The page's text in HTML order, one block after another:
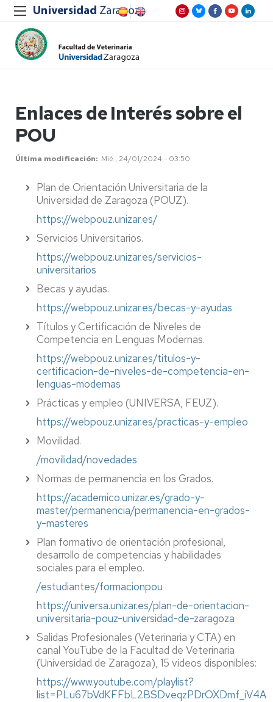
Enlaces de Interés sobre el
POU
Última modificación Mié , 24/01/2024 - 03:50
Plan de Orientación Universitaria de la
Universidad de Zaragoza (POUZ).
https://webpouz.unizar.es/
Servicios Universitarios.
https://webpouz.unizar.es/servicios-
universitarios
Becas y ayudas.
https://webpouz.unizar.es/becas-y-ayudas
Títulos y Certificación de Niveles de
Competencia en Lenguas Modernas.
https://webpouz.unizar.es/titulos-y-
certificacion-de-niveles-de-competencia-en-
lenguas-modernas
Prácticas y empleo (UNIVERSA, FEUZ).
https://webpouz.unizar.es/practicas-y-empleo
Movilidad.
/movilidad/novedades
Normas de permanencia en los Grados.
https://academico.unizar.es/grado-y-
master/permanencia/permanencia-en-grados-
y-masteres
Plan formativo de orientación profesional,
desarrollo de competencias y habilidades
sociales para el empleo.
/estudiantes/formacionpou
https://universa.unizar.es/plan-de-orientacion-
universitaria-pouz-universidad-de-zaragoza
Salidas Profesionales (Veterinaria y CTA) en
canal YouTube de la Facultad de Veterinaria
(Universidad de Zaragoza), 15 vídeos disponibles:
https://www.youtube.com/playlist?
list=PLu67bVdKFFbL2BSDveqzPDrOXDmf_iV4A